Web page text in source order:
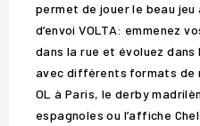
permet de jouer le beau jeu
d’envoi VOLTA: emmenez
dans la rue et évoluez dans
avec différents formats de
OL à Paris, le derby
espagnoles ou l’affiche